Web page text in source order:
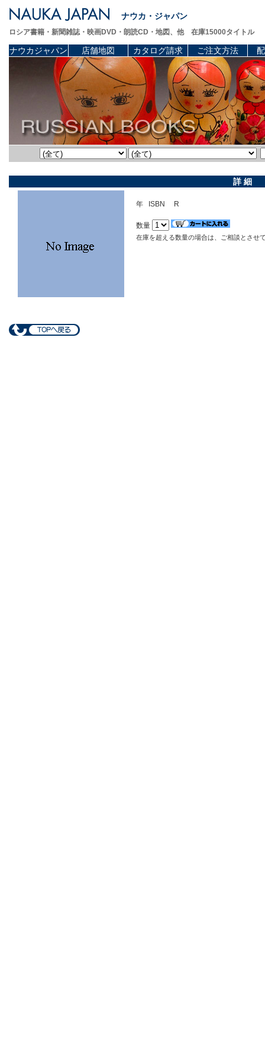
ナウカ・ジャパン
ロシア書籍・新聞雑誌・映画DVD・朗読CD・地図、他 在庫15000タイトル
ナウカジャパン 店舗地図 カタログ請求 ご注文方法
詳 細
年 ISBN R
数量
在庫を超える数量の場合は、ご相談とさせ